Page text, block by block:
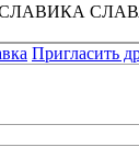
Пригласить